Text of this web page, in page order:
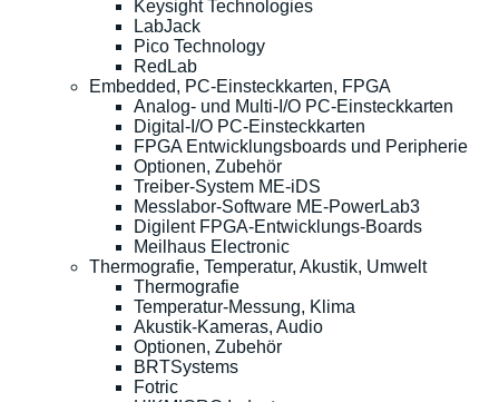
Keysight Technologies
LabJack
Pico Technology
RedLab
Embedded, PC-Einsteckkarten, FPGA
Analog- und Multi-I/O PC-Einsteckkarten
Digital-I/O PC-Einsteckkarten
FPGA Entwicklungsboards und Peripherie
Optionen, Zubehör
Treiber-System ME-iDS
Messlabor-Software ME-PowerLab3
Digilent FPGA-Entwicklungs-Boards
Meilhaus Electronic
Thermografie, Temperatur, Akustik, Umwelt
Thermografie
Temperatur-Messung, Klima
Akustik-Kameras, Audio
Optionen, Zubehör
BRTSystems
Fotric